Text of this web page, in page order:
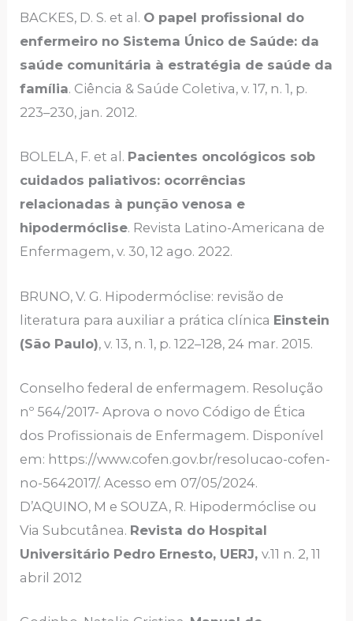
BACKES, D. S. et al. O papel profissional do
enfermeiro no Sistema Único de Saúde: da
saúde comunitária à estratégia de saúde da
família. Ciência & Saúde Coletiva, v. 17, n. 1, p.
223–230, jan. 2012.
BOLELA, F. et al. Pacientes oncológicos sob
cuidados paliativos: ocorrências
relacionadas à punção venosa e
hipodermóclise. Revista Latino-Americana de
Enfermagem, v. 30, 12 ago. 2022.
BRUNO, V. G. Hipodermóclise: revisão de
literatura para auxiliar a prática clínica Einstein
(São Paulo), v. 13, n. 1, p. 122–128, 24 mar. 2015.
Conselho federal de enfermagem. Resolução
nº 564/2017- Aprova o novo Código de Ética
dos Profissionais de Enfermagem. Disponível
em: https://www.cofen.gov.br/resolucao-cofen-
no-5642017/. Acesso em 07/05/2024.
D’AQUINO, M e SOUZA, R. Hipodermóclise ou
Via Subcutânea. Revista do Hospital
Universitário Pedro Ernesto, UERJ,v.11 n. 2, 11
abril 2012